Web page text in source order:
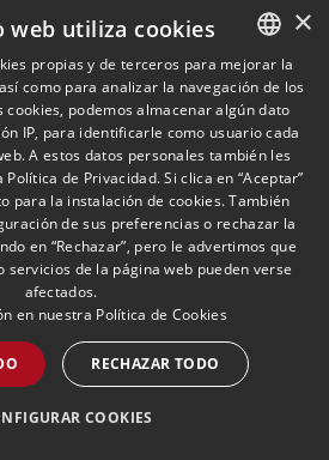
Rechtliche
Aspekte
Desk Privatpersonen
der Kauf und Verkauf
Booten durch das
vom 24. Juli über die
Es ist jedoch zu
Regelung
hat.
SPANISH
ENGLISH
PORTUGUESE
×
web utiliza cookies
propias y de terceros para mejorar la
como para analizar la navegación de los
cookies, podemos almacenar algún dato
IP, para identificarle como usuario cada
A estos datos personales también les
de Privacidad. Si clica en “Aceptar”
para la instalación de cookies. También
de sus preferencias o rechazar la
en “Rechazar”, pero le advertimos que
de la página web pueden verse
afectados.
en nuestra Política de Cookies
RECHAZAR TODO
COOKIES